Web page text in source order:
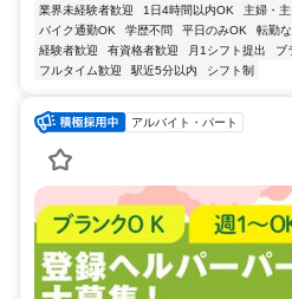
業界未経験者歓迎 1日4時間以内OK 主婦・
バイク通勤OK
学歴不問 平日のみOK 転勤
経験者歓迎
有資格者歓迎 月1シフト提出 ブ
フルタイム歓迎
駅近5分以内 シフト制
アルバイト・パート